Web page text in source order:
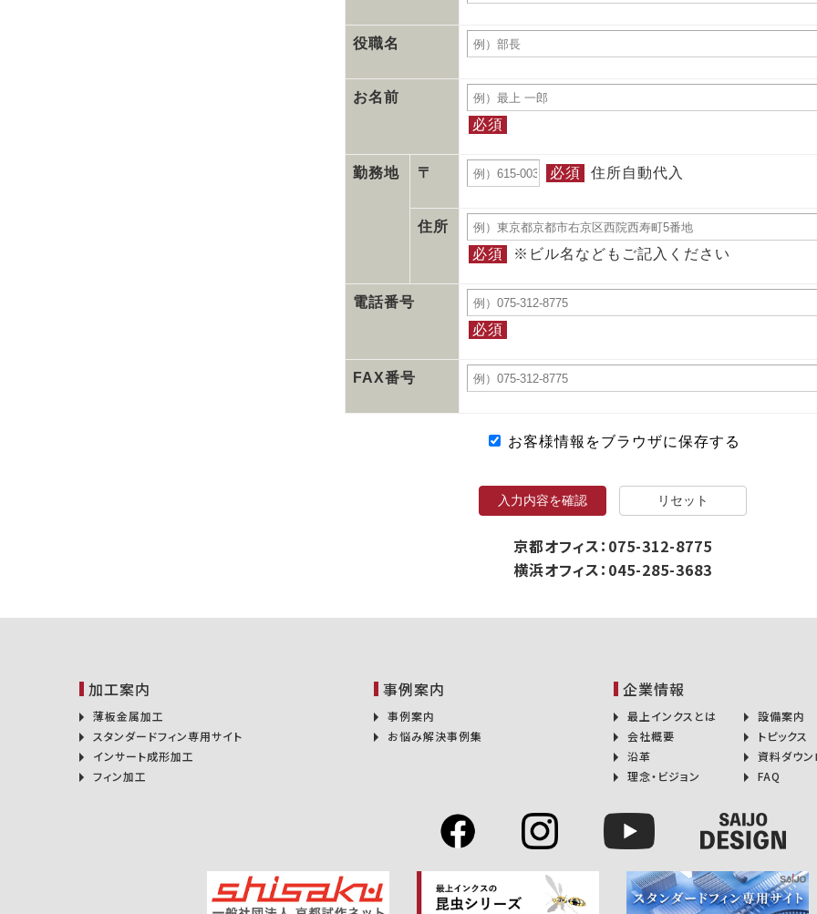
役職名
お名前
必須
勤務地 〒 必須 住所自動代入
住所
必須
※ビル名などもご記入ください
電話番号
必須
FAX番号
お客様情報をブラウザに保存する
入力内容を確認 リセット
京都オフィス：075-312-8775
横浜オフィス：045-285-3683
加工案内
薄板金属加工
スタンダードフィン専用サイト
インサート成形加工
フィン加工
事例案内
事例案内
お悩み解決事例集
企業情報
最上インクスとは
会社概要
沿革
理念・ビジョン
設備案内
トピックス
資料ダウン
FAQ